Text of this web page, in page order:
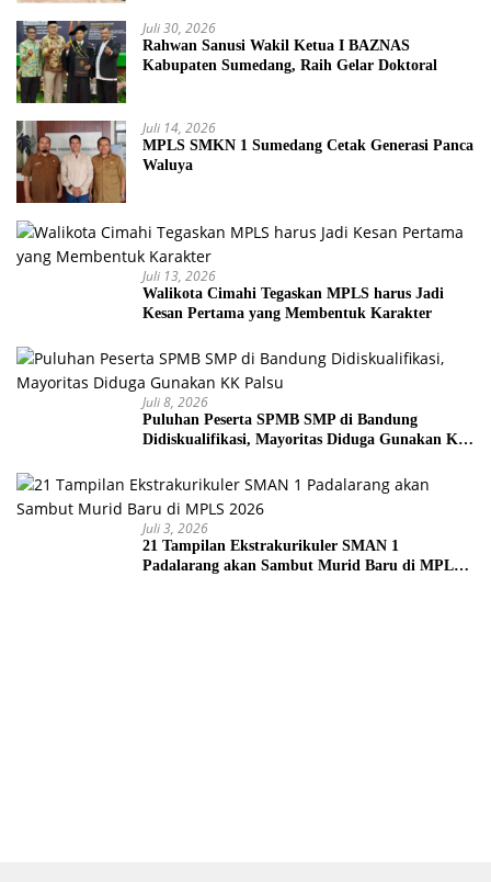
Juli 30, 2026
Rahwan Sanusi Wakil Ketua I BAZNAS
Kabupaten Sumedang, Raih Gelar Doktoral
Juli 14, 2026
MPLS SMKN 1 Sumedang Cetak Generasi Panca
Waluya
Juli 13, 2026
Walikota Cimahi Tegaskan MPLS harus Jadi
Kesan Pertama yang Membentuk Karakter
Juli 8, 2026
Puluhan Peserta SPMB SMP di Bandung
Didiskualifikasi, Mayoritas Diduga Gunakan KK
Juli 3, 2026
21 Tampilan Ekstrakurikuler SMAN 1
Padalarang akan Sambut Murid Baru di MPLS